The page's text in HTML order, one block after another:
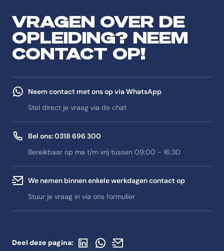
VRAGEN OVER DE
OPLEIDING? NEEM
CONTACT OP!
Neem contact met ons op via WhatsApp
Stel direct je vraag via de chat
Bel ons: 0318 696 300
Bereikbaar op ma t/m vrij tussen 09:00 - 16:30
We nemen binnen enkele werkdagen contact op
Stuur je vraag in via ons formulier
Deel deze pagina: Deel op LinkedIn
Deel via WhatsApp
Deel via de mail